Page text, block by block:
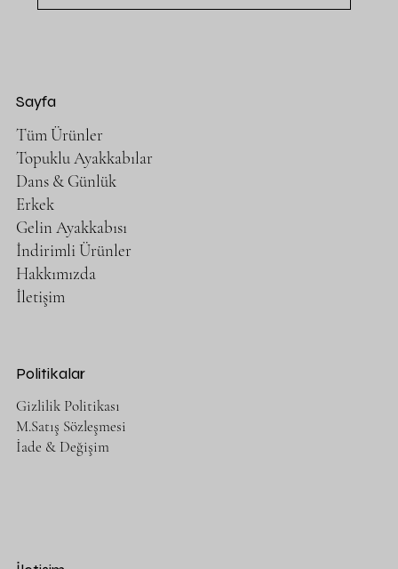
Sayfa
Tüm Ürünler
Topuklu Ayakkabılar
Dans & Günlük
Erkek
Gelin Ayakkabısı
İndirimli Ürünler
Hakkımızda
İletişim
Politikalar
Gizlilik Politikası
M.Satış Sözleşmesi
İade & Değişim